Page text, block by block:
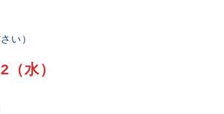
い）
水）